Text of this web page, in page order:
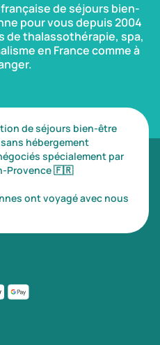
de séjours bien-
pour vous depuis 2004
de thalassothérapie, spa,
en France comme à
de séjours bien-être
hébergement
spécialement par
Provence🇫🇷
ont voyagé avec nous